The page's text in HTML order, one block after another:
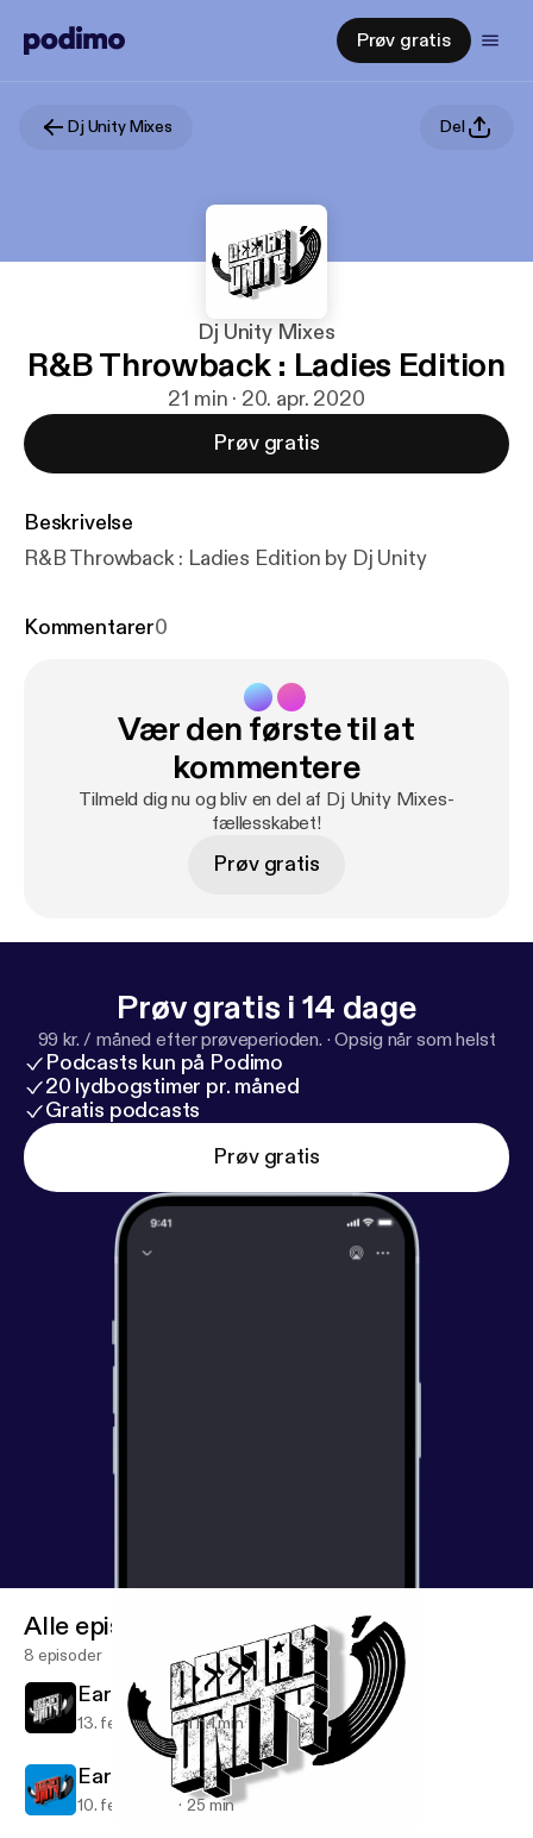
Prøv gratis
Dj Unity Mixes Del
Dj Unity Mixes
R&B Throwback : Ladies Edition
21 min · 20. apr. 2020
Prøv gratis
Beskrivelse
R&B Throwback : Ladies Edition by Dj Unity
Kommentarer0
Vær den første til at
kommentere
Tilmeld dig nu og bliv en del af Dj Unity Mixes-
fællesskabet!
Prøv gratis
Prøv gratis i 14 dage
99 kr. / måned efter prøveperioden. ·Opsig når som helst
Podcasts kun på Podimo
20 lydbogstimer pr. måned
Gratis podcasts
Prøv gratis
Alle episoder
8 episoder
Early 2000s Smooth R & B
13. feb. 2026 1 h 1 min
Early 2000s Rap & RNB
10. feb. 2026 25 min